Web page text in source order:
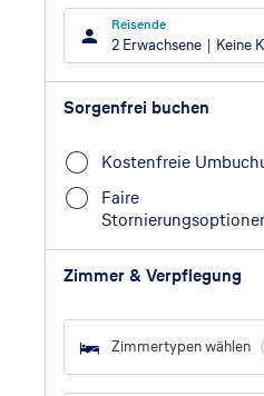
Reisende
2 Erwachsene Keine
Sorgenfrei buchen
Kostenfreie
Faire
Zimmer & Verpflegung
Zimmertypen wählen